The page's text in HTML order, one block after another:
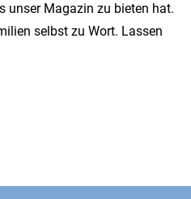
unser Magazin zu bieten hat.
selbst zu Wort. Lassen